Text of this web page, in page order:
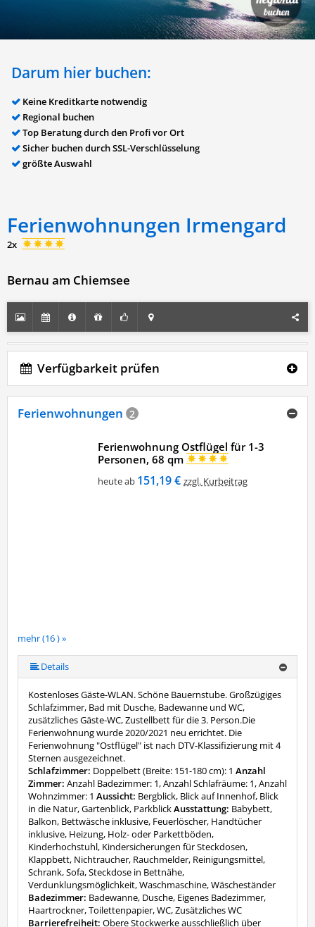
Darum hier buchen:
Keine Kreditkarte notwendig
Regional buchen
Top Beratung durch den Profi vor Ort
Sicher buchen durch SSL-Verschlüsselung
größte Auswahl
Ferienwohnungen Irmengard
2x
Bernau am Chiemsee
Verfügbarkeit prüfen
Ferienwohnungen 2
mehr (16 ) »
mehr (16 ) »
mehr (16 ) »
mehr (16 ) »
mehr (16 ) »
mehr (16 ) »
mehr (16 ) »
mehr (16 ) »
mehr (16 ) »
mehr (16 ) »
mehr (16 ) »
mehr (16 ) »
mehr (16 ) »
Ferienwohnung Ostflügel für 1-3
Personen, 68 qm
heute ab 151,19 € zzgl. Kurbeitrag
Details
Kostenloses Gäste-WLAN. Schöne Bauernstube. Großzügiges
Schlafzimmer, Bad mit Dusche, Badewanne und WC,
zusätzliches Gäste-WC, Zustellbett für die 3. Person.Die
Ferienwohnung wurde 2020/2021 neu errichtet. Die
Ferienwohnung "Ostflügel" ist nach DTV-Klassifizierung mit 4
Sternen ausgezeichnet.
Schlafzimmer: Doppelbett (Breite: 151-180 cm): 1 Anzahl
Zimmer: Anzahl Badezimmer: 1, Anzahl Schlafräume: 1, Anzahl
Wohnzimmer: 1 Aussicht: Bergblick, Blick auf Innenhof, Blick
in die Natur, Gartenblick, ParkblickAusstattung: Babybett,
Balkon, Bettwäsche inklusive, Feuerlöscher, Handtücher
inklusive, Heizung, Holz- oder Parkettböden,
Kinderhochstuhl, Kindersicherungen für Steckdosen,
Klappbett, Nichtraucher, Rauchmelder, Reinigungsmittel,
Schrank, Sofa, Steckdose in Bettnähe,
Verdunklungsmöglichkeit, Waschmaschine, Wäscheständer
Badezimmer: Badewanne, Dusche, Eigenes Badezimmer,
Haartrockner, Toilettenpapier, WC, Zusätzliches WC
Barrierefreiheit: Obere Stockwerke ausschließlich über